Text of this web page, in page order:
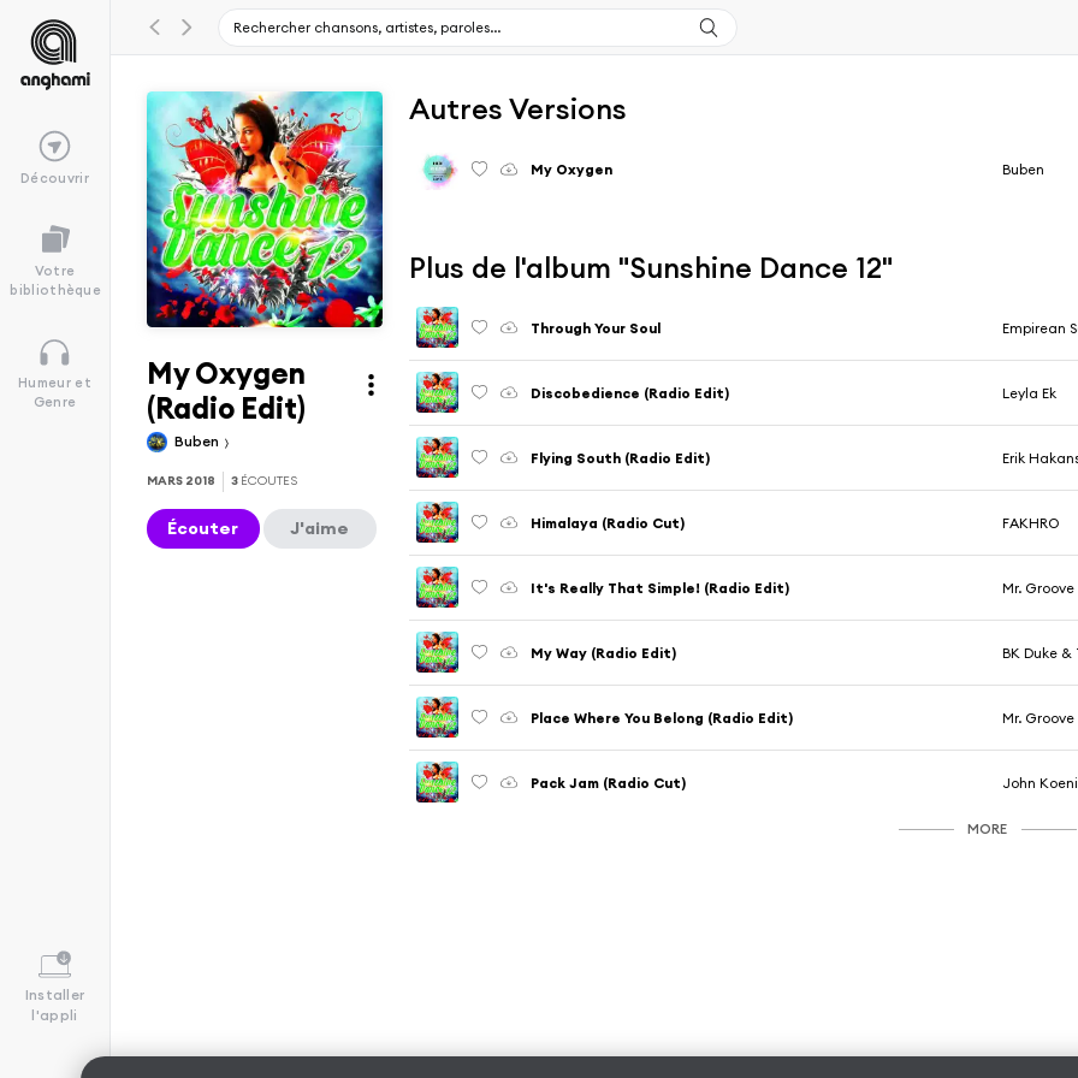
Découvrir
Votre
bibliothèque
Humeur et
Genre
Installer
l'appli
My Oxygen
(Radio Edit)
Buben
MARS 2018 3 ÉCOUTES
Écouter J'aime
Autres Versions
My Oxygen Buben
Plus de l'album "Sunshine Dance 12"
Through Your Soul Empirean
Discobedience (Radio Edit) Leyla Ek
Flying South (Radio Edit) Erik
Himalaya (Radio Cut) FAKHRO
It's Really That Simple! (Radio Edit) Mr. Groove
My Way (Radio Edit) BK Duke
Place Where You Belong (Radio Edit) Mr. Groove
Pack Jam (Radio Cut) John
MORE